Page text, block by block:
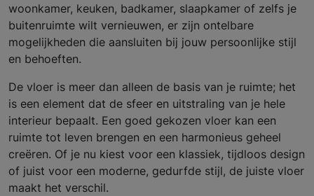
woonkamer, keuken, badkamer, slaapkamer of zelfs je
buitenruimte wilt vernieuwen, er zijn ontelbare
mogelijkheden die aansluiten bij jouw persoonlijke stijl
en behoeften.
De vloer is meer dan alleen de basis van je ruimte; het
is een element dat de sfeer en uitstraling van je hele
interieur bepaalt. Een goed gekozen vloer kan een
ruimte tot leven brengen en een harmonieus geheel
creëren. Of je nu kiest voor een klassiek, tijdloos design
of juist voor een moderne, gedurfde stijl, de juiste vloer
maakt het verschil.